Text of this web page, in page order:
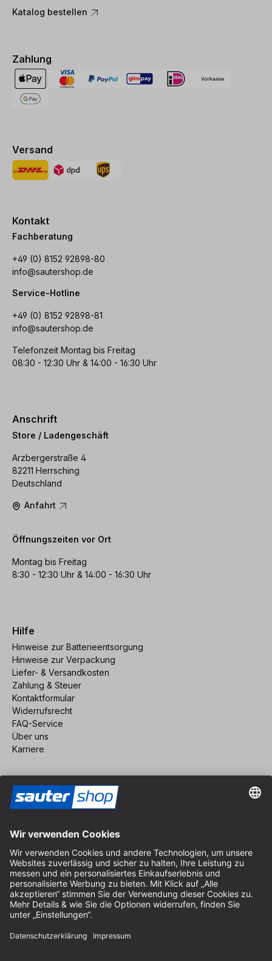
Katalog bestellen
Zahlung
Versand
Kontakt
Fachberatung
+49 (0) 8152 92898-80
info@sautershop.de
Service-Hotline
+49 (0) 8152 92898-81
info@sautershop.de
Telefonzeit Montag bis Freitag
08:30 - 12:30 Uhr & 14:00 - 16:30 Uhr
Anschrift
Store / Ladengeschäft
Arzbergerstraße 4
82211 Herrsching
Deutschland
Anfahrt
Öffnungszeiten vor Ort
Montag bis Freitag
8:30 - 12:30 Uhr & 14:00 - 16:30 Uhr
Hilfe
Hinweise zur Batterieentsorgung
Hinweise zur Verpackung
Liefer- & Versandkosten
Zahlung & Steuer
Kontaktformular
Widerrufsrecht
FAQ-Service
Über uns
Karriere
Impressum
AGB
Datenschutz
Cookie-Einstellungen
© 2026 sauter GmbH